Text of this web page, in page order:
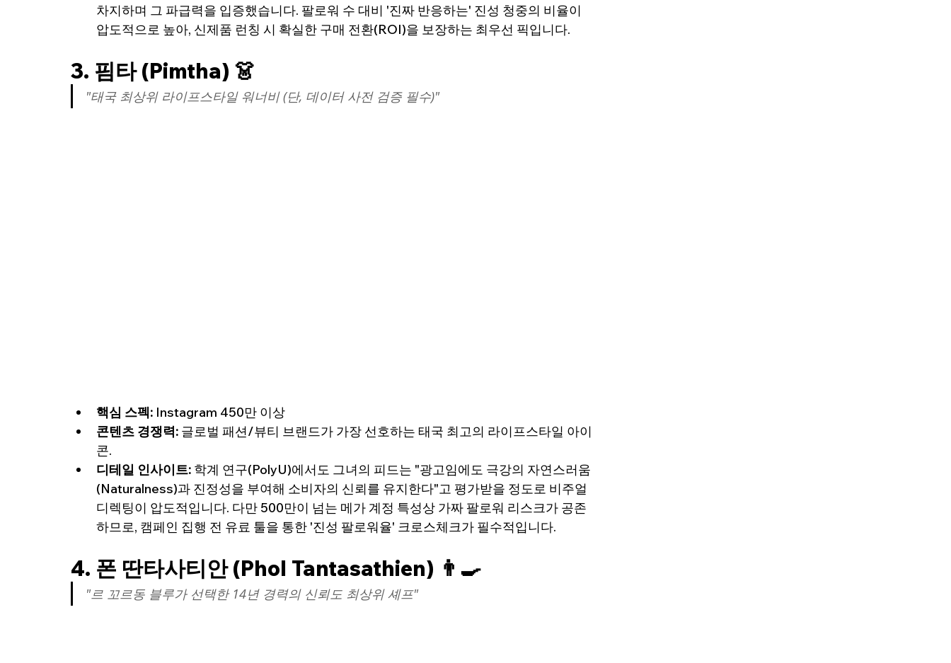
차지하며 그 파급력을 입증했습니다. 팔로워 수 대비 '진짜 반응하는' 진성 청중의 비율이
압도적으로 높아, 신제품 런칭 시 확실한 구매 전환(ROI)을 보장하는 최우선 픽입니다.
3. 핌타 (Pimtha) 👗
"태국 최상위 라이프스타일 워너비 (단, 데이터 사전 검증 필수)"
핵심 스펙: Instagram 450만 이상
콘텐츠 경쟁력: 글로벌 패션/뷰티 브랜드가 가장 선호하는 태국 최고의 라이프스타일 아이
콘.
디테일 인사이트: 학계 연구(PolyU)에서도 그녀의 피드는 "광고임에도 극강의 자연스러움
(Naturalness)과 진정성을 부여해 소비자의 신뢰를 유지한다"고 평가받을 정도로 비주얼
디렉팅이 압도적입니다. 다만 500만이 넘는 메가 계정 특성상 가짜 팔로워 리스크가 공존
하므로, 캠페인 집행 전 유료 툴을 통한 '진성 팔로워율' 크로스체크가 필수적입니다.
4. 폰 딴타사티안 (Phol Tantasathien) 👨‍🍳
"르 꼬르동 블루가 선택한 14년 경력의 신뢰도 최상위 셰프"